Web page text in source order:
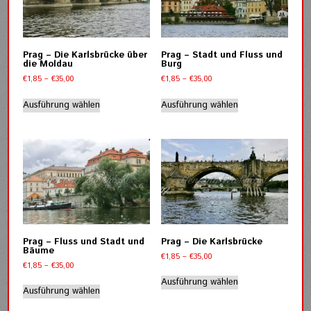
Optionen
können
auf
Produktseite
werden
Prag – Die Karlsbrücke über
die Moldau
€1,85 –€35,00Preisspanne:
bis
€35,00
Ausführung wählen
Varianten
auf.
Die
Optionen
können
auf
Produktseite
Prag – Stadt und Fluss und
Burg
€1,85 – €35,00Preisspanne:
bis
€35,00
Ausführung wählenProdukt
mehrere
Varianten
auf.
Die
Optionen
können
auf
Produktseite
werden
Prag – Fluss und Stadt und
Bäume
€1,85 –€35,00Preisspanne:
bis
€35,00
Ausführung wählen
Dieses
Produkt
Prag – Die Karlsbrücke
€1,85 – €35,00Preisspanne:
bis
€35,00
Ausführung wählen
Dieses
Produkt